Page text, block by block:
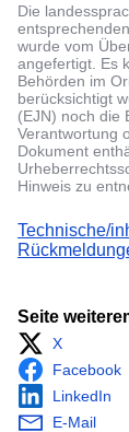
Die
wurde vom
angefertigt. Es
Behörden im
berücksichtigt
(EJN) noch die
Verantwortung
Dokument
Hinweis zu
Technische/
Seite
X
Facebook
LinkedIn
E-Mail